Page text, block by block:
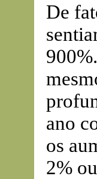
De
ano
os
2%